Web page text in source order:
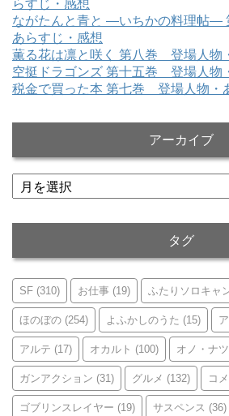
らすじ・感想
ながたんと青と ―いちかの料理帖―
あらすじ・感想
薫る花は凛と咲く 第八巻 登場人物
空挺ドラゴンズ 第十五巻 登場人物
税金で買った本 第七巻 登場人物・
アーカイブ
ア
ー
タグ
SF (310) お仕事 (19) ふたりソロキャ
ほのぼの (254) よふかしのうた (15)
アルテ (17) オカルト (100) オノ・ナ
ガンアクション (31) グルメ (132) コ
ゴブリンスレイヤー (19) サスペンス (36)